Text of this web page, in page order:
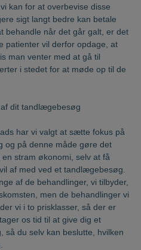
kan for at overbevise disse
sigt langt bedre kan betale
behandle når det går galt, er det
patienter vil derfor opdage, at
man venter med at gå til
i stedet for at møde op til de
dit tandlægebesøg
har vi valgt at sætte fokus på
og på denne måde gøre det
stram økonomi, selv at få
af med ved et tandlægebesøg.
af de behandlinger, vi tilbyder,
men de behandlinger vi
vi i to prisklasser, så der er
os tid til at give dig et
så du selv kan beslutte, hvilken